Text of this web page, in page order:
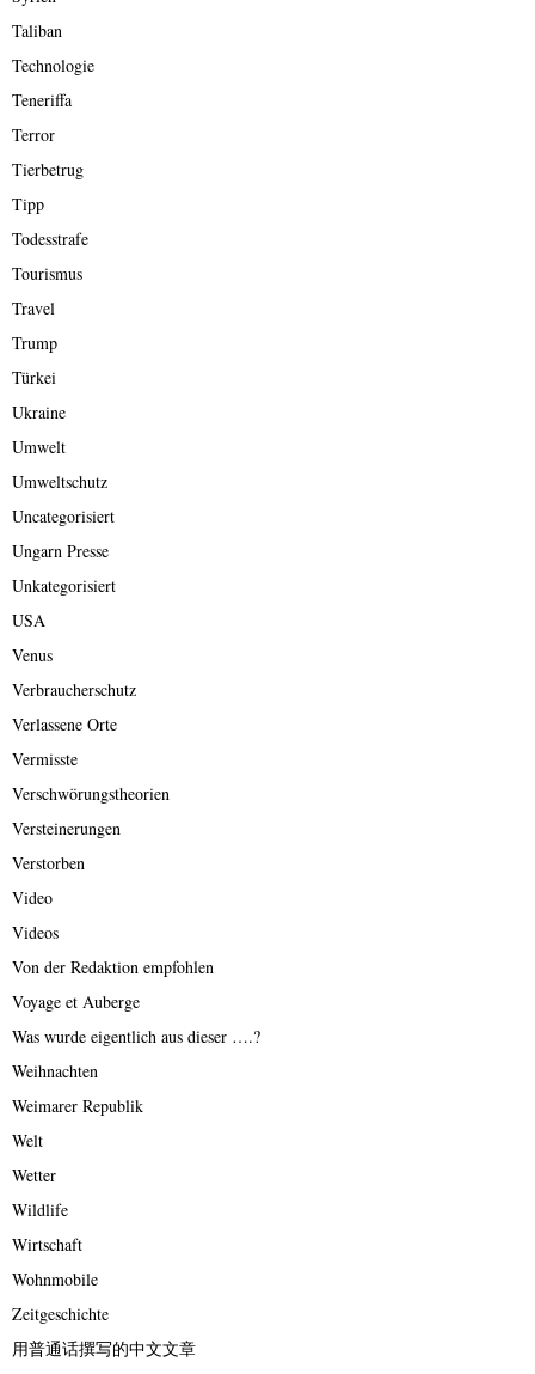
Taliban
Technologie
Teneriffa
Terror
Tierbetrug
Tipp
Todesstrafe
Tourismus
Travel
Trump
Türkei
Ukraine
Umwelt
Umweltschutz
Uncategorisiert
Ungarn Presse
Unkategorisiert
USA
Venus
Verbraucherschutz
Verlassene Orte
Vermisste
Verschwörungstheorien
Versteinerungen
Verstorben
Video
Videos
Von der Redaktion empfohlen
Voyage et Auberge
Was wurde eigentlich aus dieser ….?
Weihnachten
Weimarer Republik
Welt
Wetter
Wildlife
Wirtschaft
Wohnmobile
Zeitgeschichte
用普通话撰写的中文文章